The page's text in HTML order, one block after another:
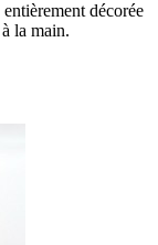
décorée
la main.